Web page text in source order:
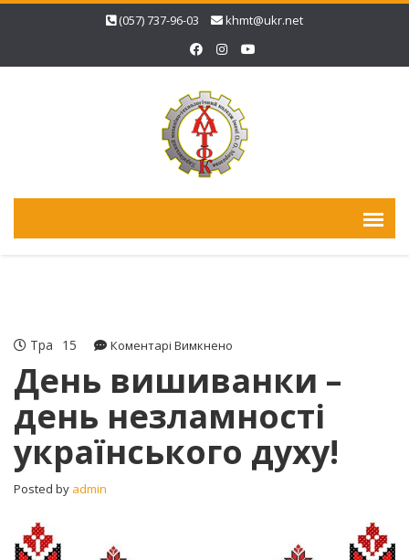
(057) 737-96-03 khmt@ukr.net
Тра 15 Коментарі Вимкнено
вишиванки
день
українського
День вишиванки –
день незламності
українського духу!
Posted by admin